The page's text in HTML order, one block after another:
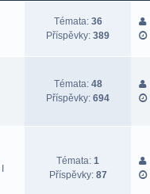
Témata: 36
Příspěvky: 389
Témata: 48
Příspěvky: 694
Témata: 1
Příspěvky: 87